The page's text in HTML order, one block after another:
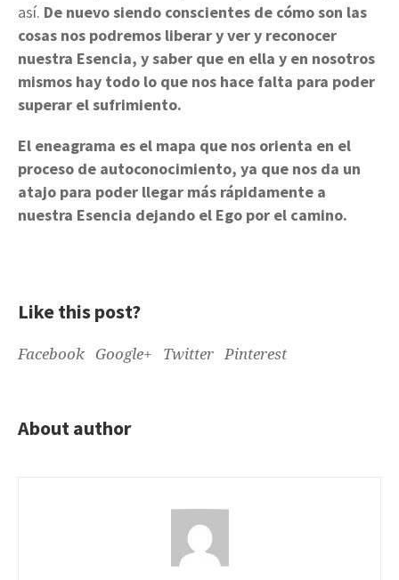
así. De nuevo siendo conscientes de cómo son las
cosas nos podremos liberar y ver y reconocer
nuestra Esencia, y saber que en ella y en nosotros
mismos hay todo lo que nos hace falta para poder
superar el sufrimiento.
El eneagrama es el mapa que nos orienta en el
proceso de autoconocimiento, ya que nos da un
atajo para poder llegar más rápidamente a
nuestra Esencia dejando el Ego por el camino.
Like this post?
Facebook Google+ Twitter Pinterest
About author